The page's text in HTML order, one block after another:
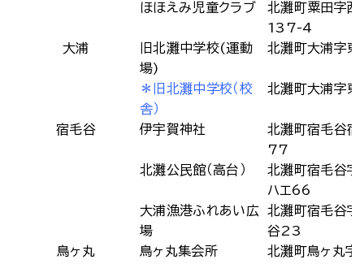
ほほえみ児童クラブ
北灘町粟田字西
137-4
大浦
旧北灘中学校(運動
場)
北灘町大浦字
＊旧北灘中学校（校
舎）
北灘町大浦字
宿毛谷 伊宇賀神社
北灘町宿毛谷宿
77
北灘公民館（高台）
北灘町宿毛谷字
ハエ66
大浦漁港ふれあい広
場
北灘町宿毛谷字
谷23
鳥ヶ丸
鳥ヶ丸集会所
北灘町鳥ヶ丸字